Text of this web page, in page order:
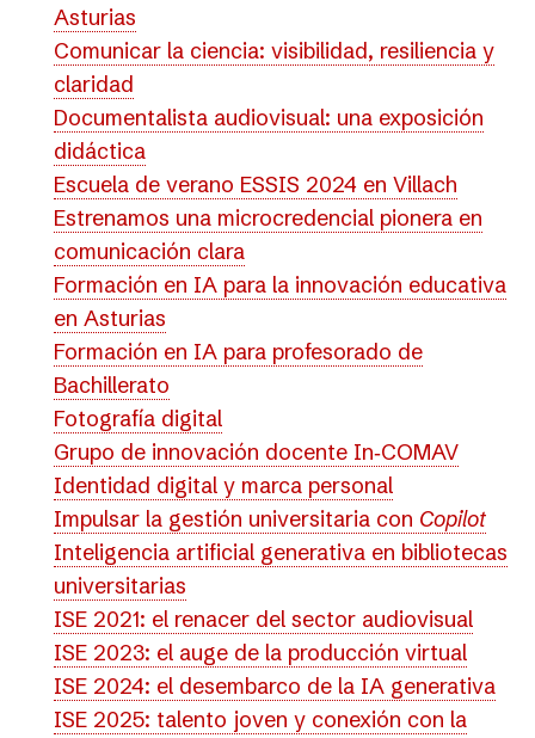
Asturias
Comunicar la ciencia: visibilidad, resiliencia y
claridad
Documentalista audiovisual: una exposición
didáctica
Escuela de verano ESSIS 2024 en Villach
Estrenamos una microcredencial pionera en
comunicación clara
Formación en IA para la innovación educativa
en Asturias
Formación en IA para profesorado de
Bachillerato
Fotografía digital
Grupo de innovación docente In‑COMAV
Identidad digital y marca personal
Impulsar la gestión universitaria con Copilot
Inteligencia artificial generativa en bibliotecas
universitarias
ISE 2021: el renacer del sector audiovisual
ISE 2023: el auge de la producción virtual
ISE 2024: el desembarco de la IA generativa
ISE 2025: talento joven y conexión con la